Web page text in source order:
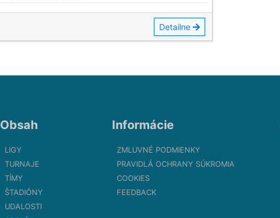
Detailne
Obsah
LIGY
TURNAJE
TÍMY
ŠTADIÓNY
UDALOSTI
Informácie
ZMLUVNÉ PODMIENKY
PRAVIDLÁ OCHRANY SÚKROMIA
COOKIES
FEEDBACK